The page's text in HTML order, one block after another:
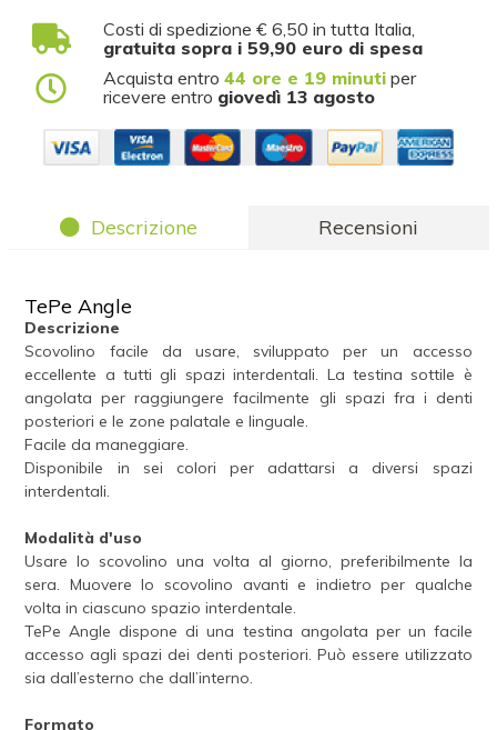
Costi di spedizione € 6,50 in tutta Italia,
gratuita sopra i 59,90 euro di spesa
Acquista entro44 ore e 19 minuti per
ricevere entro giovedì 13 agosto
Descrizione Recensioni
TePe Angle
Descrizione
Scovolino facile da usare, sviluppato per un accesso
eccellente a tutti gli spazi interdentali. La testina sottile è
angolata per raggiungere facilmente gli spazi fra i denti
posteriori e le zone palatale e linguale.
Facile da maneggiare.
Disponibile in sei colori per adattarsi a diversi spazi
interdentali.
Modalità d'uso
Usare lo scovolino una volta al giorno, preferibilmente la
sera. Muovere lo scovolino avanti e indietro per qualche
volta in ciascuno spazio interdentale.
TePe Angle dispone di una testina angolata per un facile
accesso agli spazi dei denti posteriori. Può essere utilizzato
sia dall’esterno che dall’interno.
Formato